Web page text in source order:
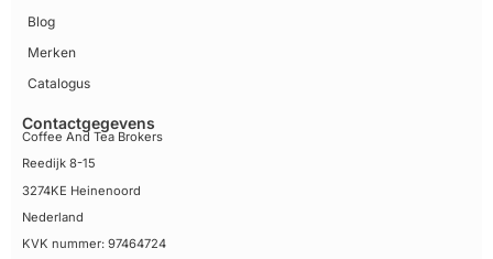
Blog
Merken
Catalogus
Contactgegevens
Coffee And Tea Brokers
Reedijk 8-15
3274KE Heinenoord
Nederland
KVK nummer: 97464724